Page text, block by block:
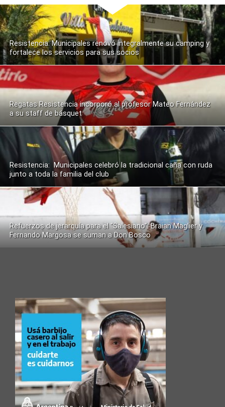
Resistencia: Municipales renovó integralmente su camping y
fortalece los servicios para sus socios
Regatas Resistencia incorporó al profesor Mateo Fernández
a su staff de básquet
Resistencia: Municipales celebró la tradicional caña con ruda
junto a toda la familia del club
Refuerzos de jerarquía para el “Salesiano”: Braian Maglier y
Fernando Margosa se suman a Don Bosco